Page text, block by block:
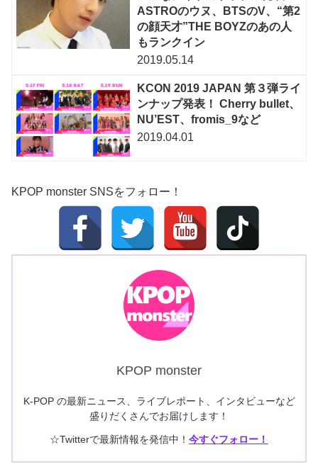
ASTROのウヌ、BTSのV、“第2
の顔天才”THE BOYZのあの人
もランクイン
2019.05.14
KCON 2019 JAPAN 第３弾ライ
ンナップ発表！ Cherry bullet、
NU’EST、fromis_9など
2019.04.01
KPOP monster SNSをフォロー！
KPOP monster
K-POP の最新ニュース、ライブレポート、インタビューなど
盛りだくさんでお届けします！
☆Twitterで最新情報を発信中！ 今すぐフォロー！